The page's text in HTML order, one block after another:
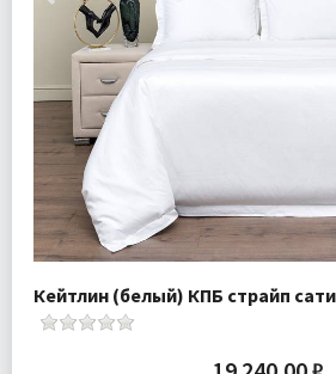
Кейтлин (белый) КПБ страйп